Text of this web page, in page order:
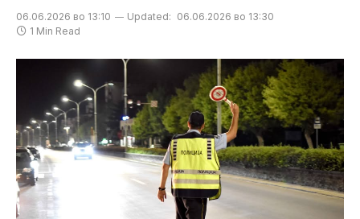
06.06.2026 во 13:10 Updated: 06.06.2026 во 13:30
1 Min Read